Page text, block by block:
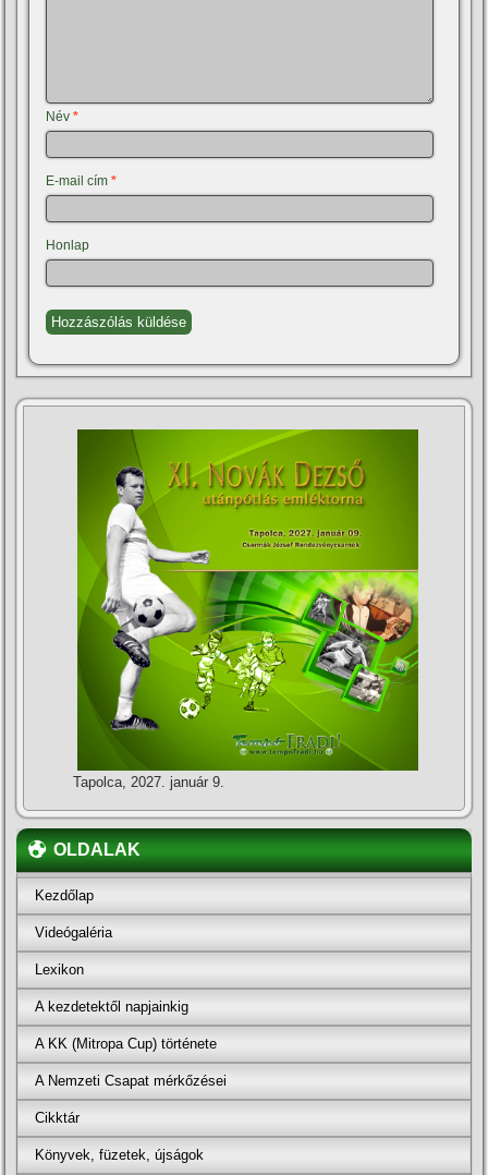
Név*
E-mail cím*
Honlap
Tapolca, 2027. január 9.
OLDALAK
Kezdőlap
Videógaléria
Lexikon
A kezdetektől napjainkig
A KK (Mitropa Cup) története
A Nemzeti Csapat mérkőzései
Cikktár
Könyvek, füzetek, újságok